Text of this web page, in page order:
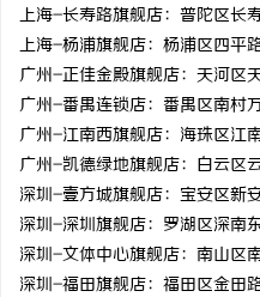
上海-长寿路旗舰店：普陀区长
上海-杨浦旗舰店：杨浦区四平
广州-正佳金殿旗舰店：天河区
广州-番禺连锁店：番禺区南村
广州-江南西旗舰店：海珠区江
广州-凯德绿地旗舰店：白云区
深圳-壹方城旗舰店：宝安区新
深圳-深圳旗舰店：罗湖区深南
深圳-文体中心旗舰店：南山区
深圳-福田旗舰店：福田区金